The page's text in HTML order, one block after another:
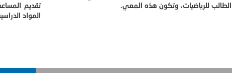
الطالب للرياضيات، وتكون هذه المعي.
تقديم
المواد